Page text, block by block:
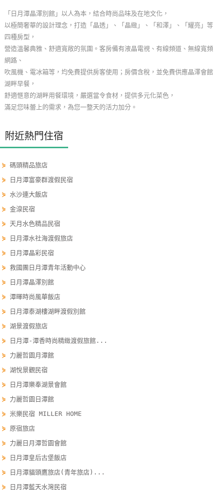
度
訂
單
管
理
員
客
聯
絡
單
Line
線
上
服
紅
查
詢
訂
房
Q&A
國
旅
「日月潭晶澤別館」以人為本，結合時尚品味及在地文化，
以極簡奢華的設計理念，打造「晶透」、「晶緻」、「和澤」、「耀亮」等
四種房型，
營造溫馨典雅、舒適寬敞的氛圍。客房備有液晶電視、有線頻道、無線寬頻
網路、
吹風機、電冰箱等，均免費提供房客使用；房價含稅，並免費供應晶澤會館
湖畔早餐，
舒適愜意的湖畔用餐環境，嚴選當令食材，提供多元化菜色，
滿足您味蕾上的需求，為您一整天的活力加分。
附近熱門住宿
⋟碼頭精品旅店
⋟
日月潭富豪群渡假民宿
⋟ 水沙連大飯店
⋟金湶民宿
⋟天月水色精品民宿
⋟
日月潭水社海渡假旅店
⋟
日月潭晶彩民宿
⋟救國團日月潭青年活動中心
⋟
日月潭晶澤別館
⋟潭暉時尚風華飯店
⋟
日月潭泰湖樓湖畔渡假別館
⋟湖景渡假旅店
⋟
日月潭-潭香時尚精緻渡假旅館...
⋟ 力麗哲園月潭館
⋟湖悅景觀民宿
⋟
日月潭樂奉湖景會館
⋟ 力麗哲園日潭館
⋟米樂民宿 MILLER HOME
⋟ 原宿旅店
⋟ 力麗日月潭哲園會館
⋟
日月潭皇后古堡飯店
⋟
日月潭貓頭鷹旅店(青年旅店)...
⋟
日月潭藍天水灣民宿